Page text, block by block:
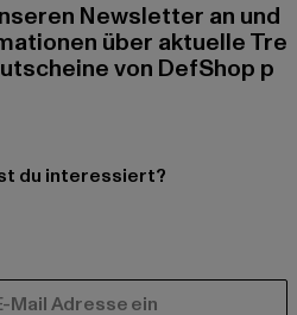
Newsletter an und
über aktuelle Tre
von DefShop p
du interessiert?